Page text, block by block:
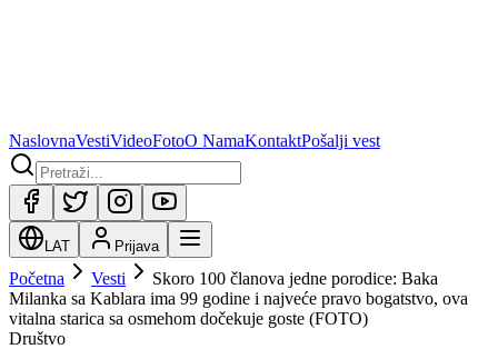
NaslovnaVestiVideoFotoO NamaKontaktPošalji vest
LAT Prijava
Početna Vesti
Skoro 100 članova jedne porodice: Baka
Milanka sa Kablara ima 99 godine i najveće pravo bogatstvo, ova
vitalna starica sa osmehom dočekuje goste (FOTO)
Društvo